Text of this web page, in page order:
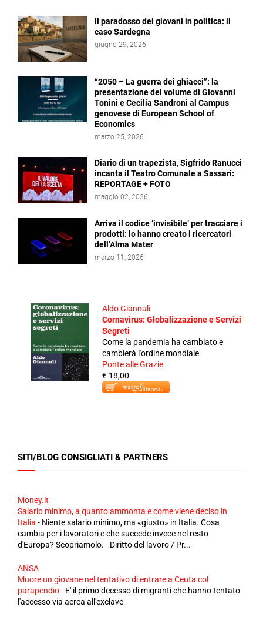
Il paradosso dei giovani in politica: il
caso Sardegna
giugno 29, 2026
“2050 – La guerra dei ghiacci”: la
presentazione del volume di Giovanni
Tonini e Cecilia Sandroni al Campus
genovese di European School of
Economics
marzo 25, 2026
Diario di un trapezista, Sigfrido Ranucci
incanta il Teatro Comunale a Sassari:
REPORTAGE + FOTO
maggio 02, 2026
Arriva il codice ‘invisibile’ per tracciare i
prodotti: lo hanno creato i ricercatori
dell’Alma Mater
marzo 11, 2026
Aldo Giannuli
Cornavirus: Globalizzazione e Servizi
Segreti
Come la pandemia ha cambiato e
cambierà l'ordine mondiale
Ponte alle Grazie
€ 18,00
SITI/BLOG CONSIGLIATI & PARTNERS
Money.it
Salario minimo, a quanto ammonta e come viene deciso in
Italia - Niente salario minimo, ma «giusto» in Italia. Cosa
cambia per i lavoratori e che succede invece nel resto
d'Europa? Scopriamolo. - Diritto del lavoro / Pr...
ANSA
Muore un giovane nel tentativo di entrare a Ceuta col
parapendio- E' il primo decesso di migranti che hanno tentato
l'accesso via aerea all'exclave